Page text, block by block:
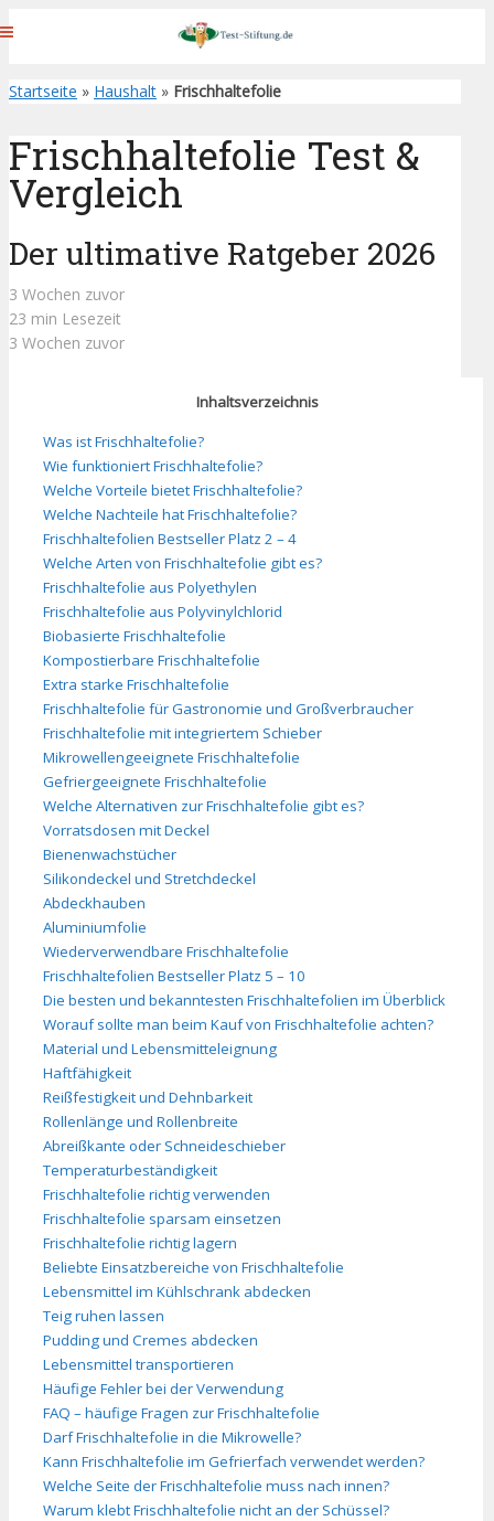
Startseite » Haushalt » Frischhaltefolie
Frischhaltefolie Test &
Vergleich
Der ultimative Ratgeber 2026
3 Wochen zuvor
23 min Lesezeit
3 Wochen zuvor
Inhaltsverzeichnis
Was ist Frischhaltefolie?
Wie funktioniert Frischhaltefolie?
Welche Vorteile bietet Frischhaltefolie?
Welche Nachteile hat Frischhaltefolie?
Frischhaltefolien Bestseller Platz 2 – 4
Welche Arten von Frischhaltefolie gibt es?
Frischhaltefolie aus Polyethylen
Frischhaltefolie aus Polyvinylchlorid
Biobasierte Frischhaltefolie
Kompostierbare Frischhaltefolie
Extra starke Frischhaltefolie
Frischhaltefolie für Gastronomie und Großverbraucher
Frischhaltefolie mit integriertem Schieber
Mikrowellengeeignete Frischhaltefolie
Gefriergeeignete Frischhaltefolie
Welche Alternativen zur Frischhaltefolie gibt es?
Vorratsdosen mit Deckel
Bienenwachstücher
Silikondeckel und Stretchdeckel
Abdeckhauben
Aluminiumfolie
Wiederverwendbare Frischhaltefolie
Frischhaltefolien Bestseller Platz 5 – 10
Die besten und bekanntesten Frischhaltefolien im Überblick
Worauf sollte man beim Kauf von Frischhaltefolie achten?
Material und Lebensmitteleignung
Haftfähigkeit
Reißfestigkeit und Dehnbarkeit
Rollenlänge und Rollenbreite
Abreißkante oder Schneideschieber
Temperaturbeständigkeit
Frischhaltefolie richtig verwenden
Frischhaltefolie sparsam einsetzen
Frischhaltefolie richtig lagern
Beliebte Einsatzbereiche von Frischhaltefolie
Lebensmittel im Kühlschrank abdecken
Teig ruhen lassen
Pudding und Cremes abdecken
Lebensmittel transportieren
Häufige Fehler bei der Verwendung
FAQ – häufige Fragen zur Frischhaltefolie
Darf Frischhaltefolie in die Mikrowelle?
Kann Frischhaltefolie im Gefrierfach verwendet werden?
Welche Seite der Frischhaltefolie muss nach innen?
Warum klebt Frischhaltefolie nicht an der Schüssel?